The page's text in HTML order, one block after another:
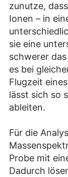
zunutze,
Ionen – in
sie eine
schwerer
es bei
Flugzeit
lässt sich so
ableiten.
Für die
Probe mit
Dadurch